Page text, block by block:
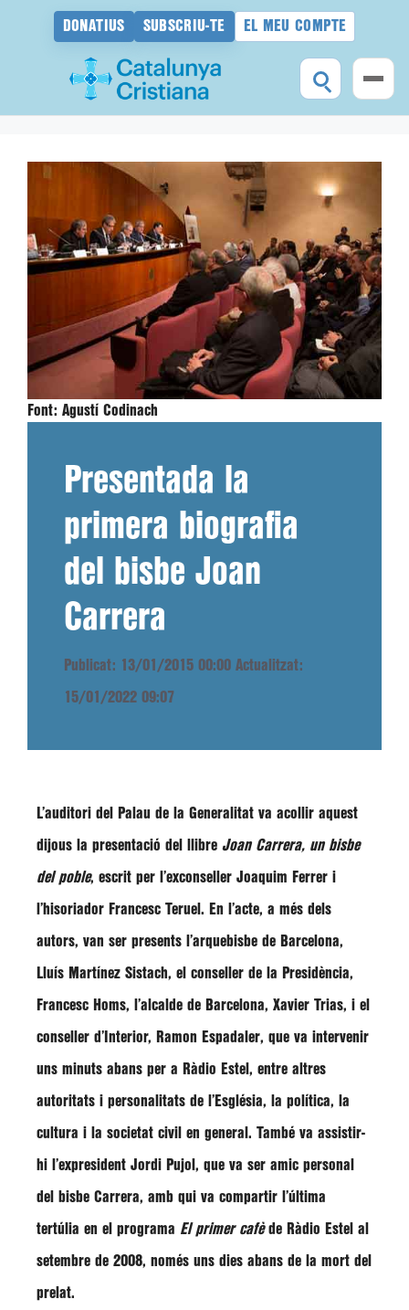
DONATIUS SUBSCRIU-TE EL MEU COMPTE
Font: Agustí Codinach
Presentada la
primera biografia
del bisbe Joan
Carrera
Publicat: 13/01/2015 00:00 Actualitzat:
15/01/2022 09:07
L’auditori del Palau de la Generalitat va acollir aquest
dijous la presentació del llibre Joan Carrera, un bisbe
del poble, escrit per l’exconseller Joaquim Ferrer i
l’hisoriador Francesc Teruel . En l’acte, a més dels
autors, van ser presents l’arquebisbe de Barcelona,
Lluís Martínez Sistach, el conseller de la Presidència,
Francesc Homs, l’alcalde de Barcelona, Xavier Trias, i el
conseller d’Interior, Ramon Espadaler, que va intervenir
uns minuts abans per a Ràdio Estel, entre altres
autoritats i personalitats de l’Església, la política, la
cultura i la societat civil en general. També va assistir-
hi l’expresident Jordi Pujol, que va ser amic personal
del bisbe Carrera, amb qui va compartir l’última
tertúlia en el programa El primer cafède Ràdio Estel al
setembre de 2008, només uns dies abans de la mort del
prelat.